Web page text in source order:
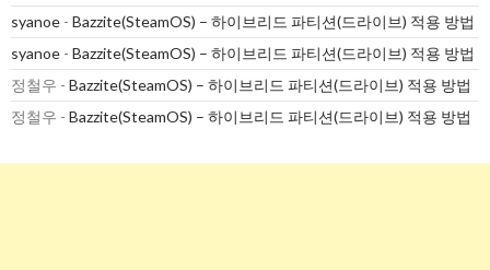
syanoe - Bazzite(SteamOS) – 하이브리드 파티션(드라이브) 적용 방법
syanoe - Bazzite(SteamOS) – 하이브리드 파티션(드라이브) 적용 방법
정철우 - Bazzite(SteamOS) – 하이브리드 파티션(드라이브) 적용 방법
정철우 - Bazzite(SteamOS) – 하이브리드 파티션(드라이브) 적용 방법